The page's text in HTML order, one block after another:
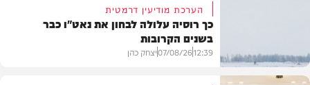
הערכת מודיעין דרמטית
כך רוסיה עלולה לבחון את נאט"ו כבר
בשנים הקרובות
12:39
07/08/26יצחק כהן